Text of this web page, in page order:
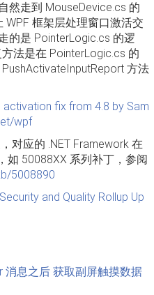
然走到 MouseDevice.cs 的
框架层处理窗口激活交
的是 PointerLogic.cs 的逻
法是在 PointerLogic.cs 的
方法
activation fix from 4.8 by Sam
wpf
对应的 .NET Framework 在
如 50088XX 系列补丁，参阅
5008890
and Quality Rollup Up
消息之后 获取副屏触摸数据